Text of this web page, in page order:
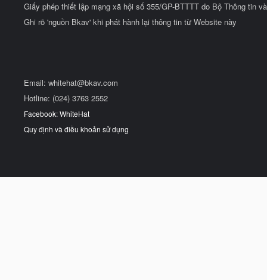
Giấy phép thiết lập mạng xã hội số 355/GP-BTTTT do Bộ Thông tin
Ghi rõ 'nguồn Bkav' khi phát hành lại thông tin từ Website này
Email: whitehat@bkav.com
Hotline: (024) 3763 2552
Facebook: WhiteHat
Quy định và điều khoản sử dụng